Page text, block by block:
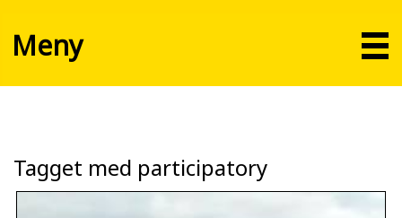
Meny
Tagget med participatory